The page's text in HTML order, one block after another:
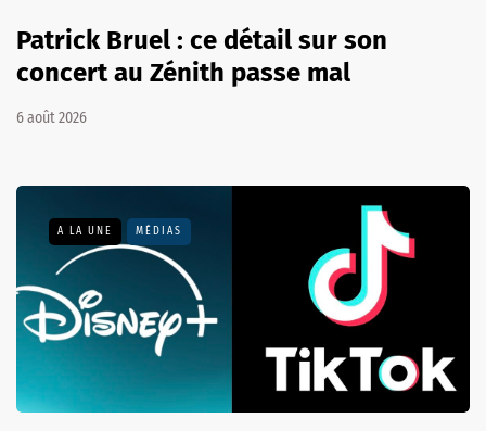
Patrick Bruel : ce détail sur son
concert au Zénith passe mal
6 août 2026
A LA UNE MÉDIAS